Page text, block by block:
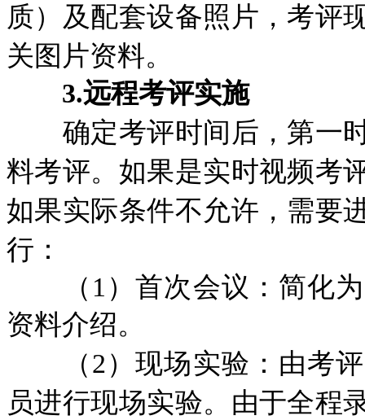
质）及配套设备照片，考评
关图片资料。
3.远程考评实施
确定考评时间后，第一时
料考评。如果是实时视频考
如果实际条件不允许，需要
行：
（1）首次会议：简化为
资料介绍。
（2）现场实验：由考评
员进行现场实验。由于全程